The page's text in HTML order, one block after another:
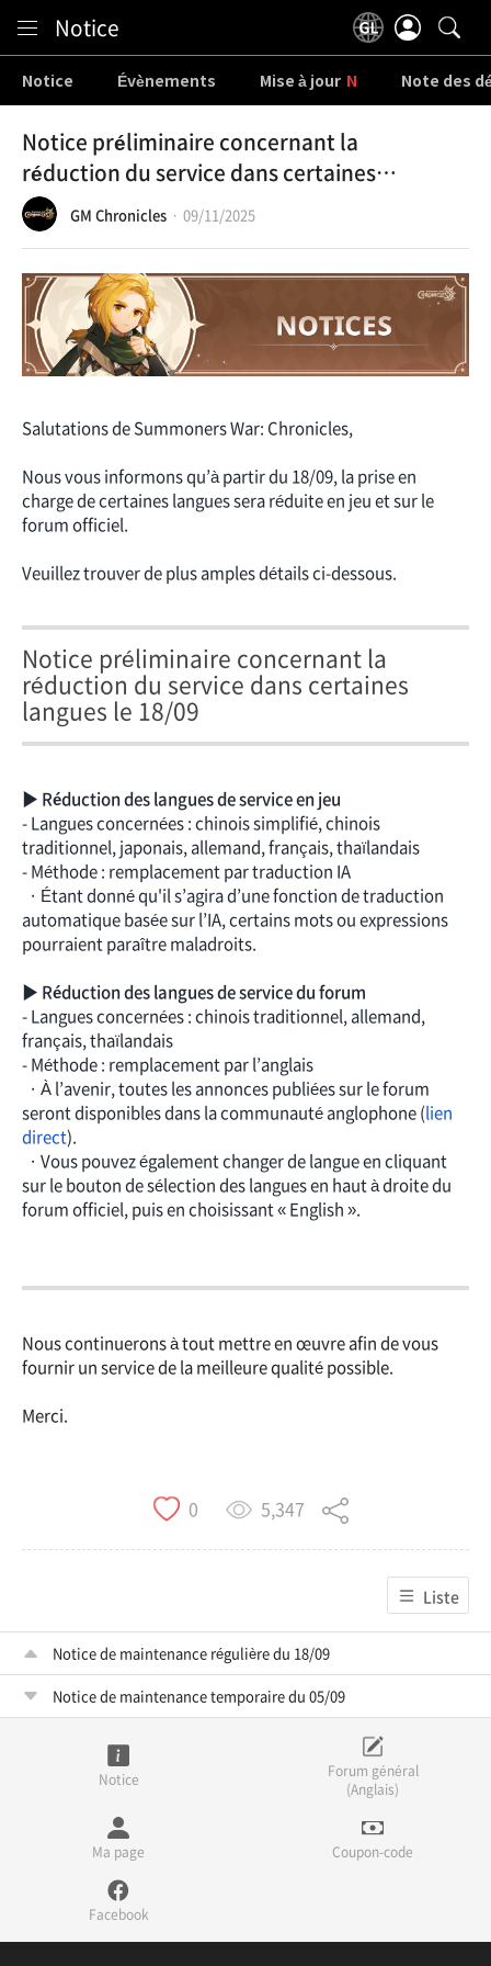
Notice
Notice Évènements Mise à jour Note des
Notice préliminaire concernant la
réduction du service dans certaines
langues le 18/09
GM Chronicles 09/11/2025
Salutations de Summoners War: Chronicles,
Nous vous informons qu’à partir du 18/09, la prise en
charge de certaines langues sera réduite en jeu et sur le
forum officiel.
Veuillez trouver de plus amples détails ci-dessous.
Notice préliminaire concernant la
réduction du service dans certaines
langues le 18/09
▶ Réduction des langues de service en jeu
- Langues concernées : chinois simplifié, chinois
traditionnel, japonais, allemand, français, thaïlandais
- Méthode : remplacement par traduction IA
· Étant donné qu'il s’agira d’une fonction de traduction
automatique basée sur l’IA, certains mots ou expressions
pourraient paraître maladroits.
▶ Réduction des langues de service du forum
- Langues concernées : chinois traditionnel, allemand,
français, thaïlandais
- Méthode : remplacement par l’anglais
· À l’avenir, toutes les annonces publiées sur le forum
seront disponibles dans la communauté anglophone (lien
direct).
· Vous pouvez également changer de langue en cliquant
sur le bouton de sélection des langues en haut à droite du
forum officiel, puis en choisissant « English ».
Nous continuerons à tout mettre en œuvre afin de vous
fournir un service de la meilleure qualité possible.
Merci.
0 5,347
Liste
Notice de maintenance régulière du 18/09
Notice de maintenance temporaire du 05/09
Notice
Forum général
(Anglais)
Ma page Coupon-code
Facebook